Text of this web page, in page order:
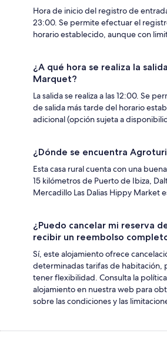
Hora de inicio del registro de
23:00. Se permite efectuar el
horario establecido, aunque con
¿A qué hora se realiza la
Marquet?
La salida se realiza a las 12:00. Se
de salida más tarde del horario
adicional (opción sujeta a
¿Dónde se encuentra
Esta casa rural cuenta con una
15 kilómetros de Puerto de Ibiza,
Mercadillo Las Dalias Hippy Market
¿Puedo cancelar mi reserva
recibir un reembolso
Sí, este alojamiento ofrece
determinadas tarifas de habitación,
tener flexibilidad. Consulta la
alojamiento en nuestra web para
sobre las condiciones y las